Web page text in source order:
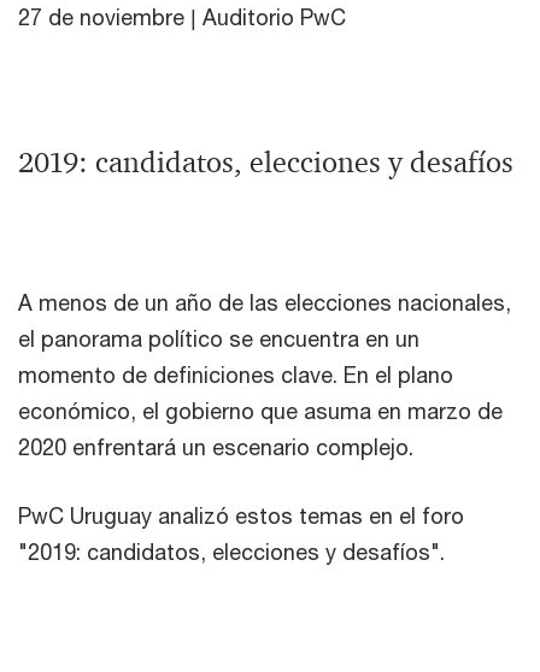
27 de noviembre | Auditorio PwC
2019: candidatos, elecciones y desafíos
A menos de un año de las elecciones nacionales,
el panorama político se encuentra en un
momento de definiciones clave. En el plano
económico, el gobierno que asuma en marzo de
2020 enfrentará un escenario complejo.
PwC Uruguay analizó estos temas en el foro
"2019: candidatos, elecciones y desafíos".